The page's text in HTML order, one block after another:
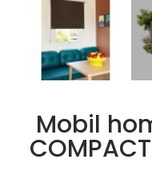
Mobil